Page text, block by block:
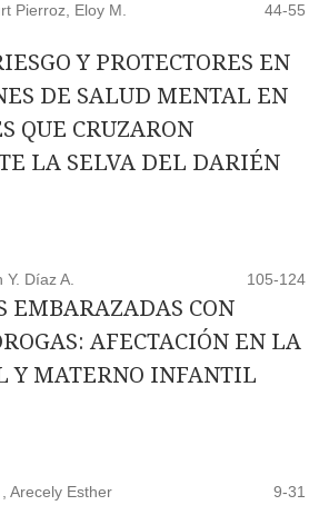
Pierroz, Eloy M.
44-55
Y PROTECTORES EN
DE SALUD MENTAL EN
QUE CRUZARON
LA SELVA DEL DARIÉN
Díaz A. 105-124
EMBARAZADAS CON
AFECTACIÓN EN LA
Y MATERNO INFANTIL
Arecely Esther
9-31